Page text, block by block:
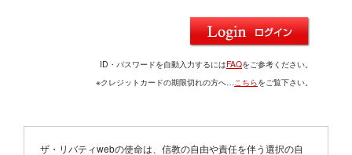
ID・パスワードを自動入力するにはFAQをご参考ください。
※クレジットカードの期限切れの方へ…こちらをご覧下さい。
ザ・リバティwebの使命は、信教の自由や責任を伴う選択の自